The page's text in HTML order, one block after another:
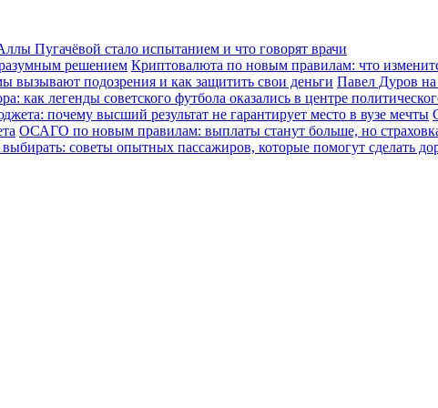
Пугачёвой стало испытанием и что говорят врачи
разумным решением Криптовалюта по новым правилам: что
вызывают подозрения и как защитить свои деньги Павел Дуров на
как легенды советского футбола оказались в центре
почему высший результат не гарантирует место в вузе мечты
ОСАГО по новым правилам: выплаты станут больше, но
советы опытных пассажиров, которые помогут сделать